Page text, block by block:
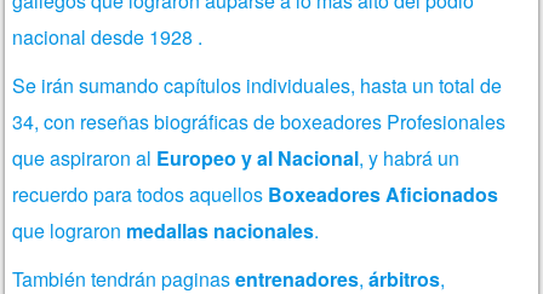
nacional desde 1928 .
Se irán sumando capítulos individuales, hasta un total de
34, con reseñas biográficas de boxeadores Profesionales
que aspiraron al Europeo y al Nacional, y habrá un
recuerdo para todos aquellos Boxeadores Aficionados
que lograron medallas nacionales.
También tendrán paginasentrenadores,árbitros,